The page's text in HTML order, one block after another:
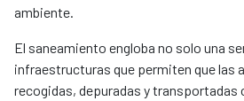
ambiente.
El saneamiento engloba no solo una
infraestructuras que permiten que las
recogidas, depuradas y